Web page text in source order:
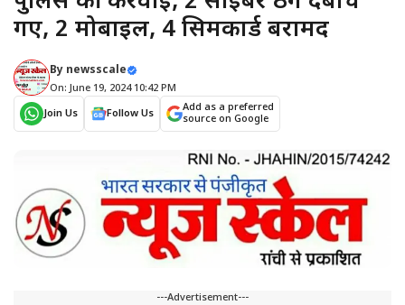
गए, 2 मोबाइल, 4 सिमकार्ड बरामद
By newsscale
On: June 19, 2024 10:42 PM
Join Us
Follow Us
Add as a preferred
source on Google
---Advertisement---